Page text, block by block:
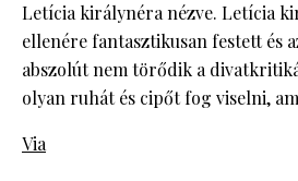
Letícia királynéra nézve. Letícia
ellenére fantasztikusan festett és
abszolút nem törődik a
olyan ruhát és cipőt fog viselni,
Via